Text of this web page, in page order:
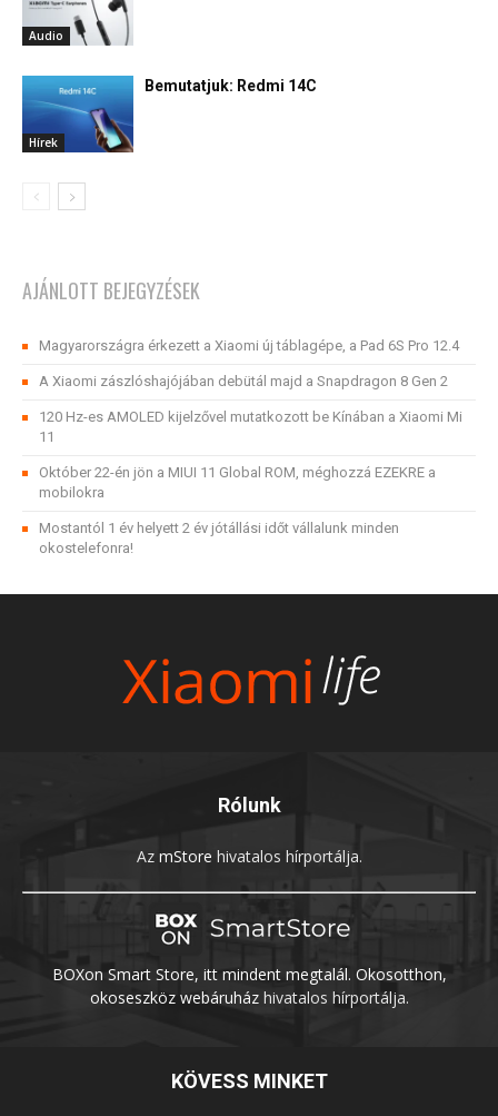
Audio
Hírek
Bemutatjuk: Redmi 14C
AJÁNLOTT BEJEGYZÉSEK
Magyarországra érkezett a Xiaomi új táblagépe, a Pad 6S Pro 12.4
A Xiaomi zászlóshajójában debütál majd a Snapdragon 8 Gen 2
120 Hz-es AMOLED kijelzővel mutatkozott be Kínában a Xiaomi Mi
11
Október 22-én jön a MIUI 11 Global ROM, méghozzá EZEKRE a
mobilokra
Mostantól 1 év helyett 2 év jótállási időt vállalunk minden
okostelefonra!
Rólunk
Az mStore hivatalos hírportálja.
BOXon Smart Store, itt mindent megtalál. Okosotthon,
okoseszköz webáruházhivatalos hírportálja.
KÖVESS MINKET